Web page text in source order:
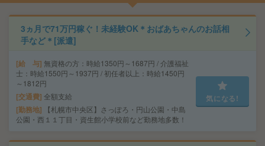
3ヵ月で71万円稼ぐ！未経験OK＊おばあちゃんのお話相
手など＊[派遣]
給 与 無資格の方：時給1350円～1687円 / 介護福祉
士：時給1550円～1937円 / 初任者以上：時給1450円
～1812円
交通費 全額支給
勤務地
【札幌市中央区】さっぽろ・円山公園・中島
公園・西１１丁目・資生館小学校前など勤務地多数！
気になる!